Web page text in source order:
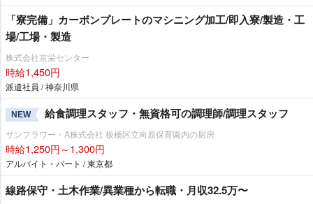
「寮完備」カーボンプレートのマシニング加工/即入寮/製造・工
場/工場・製造
株式会社京栄センター
時給1,450円
派遣社員 / 神奈川県
NEW 給食調理スタッフ・無資格可の調理師/調理スタッフ
サンフラワー・A株式会社 板橋区立向原保育園内の厨房
時給1,250円～1,300円
アルバイト・パート / 東京都
線路保守・土木作業/異業種から転職・月収32.5万〜